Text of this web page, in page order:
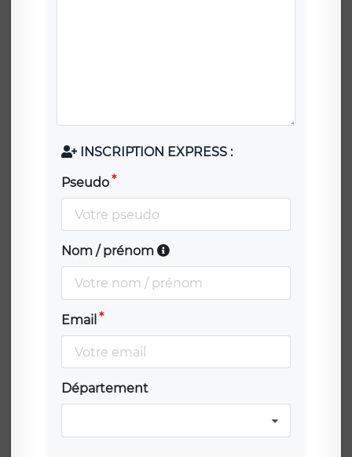
INSCRIPTION EXPRESS :
Pseudo
Nom / prénom
Email
Département